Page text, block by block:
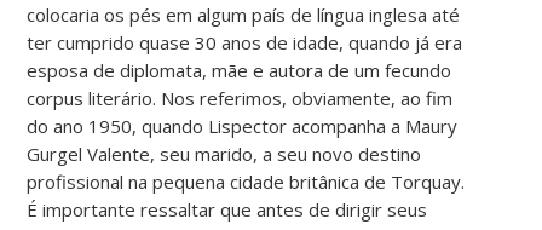
colocaria os pés em algum país de língua inglesa até
ter cumprido quase 30 anos de idade, quando já era
esposa de diplomata, mãe e autora de um fecundo
corpus literário. Nos referimos, obviamente, ao fim
do ano 1950, quando Lispector acompanha a Maury
Gurgel Valente, seu marido, a seu novo destino
profissional na pequena cidade britânica de Torquay.
É importante ressaltar que antes de dirigir seus